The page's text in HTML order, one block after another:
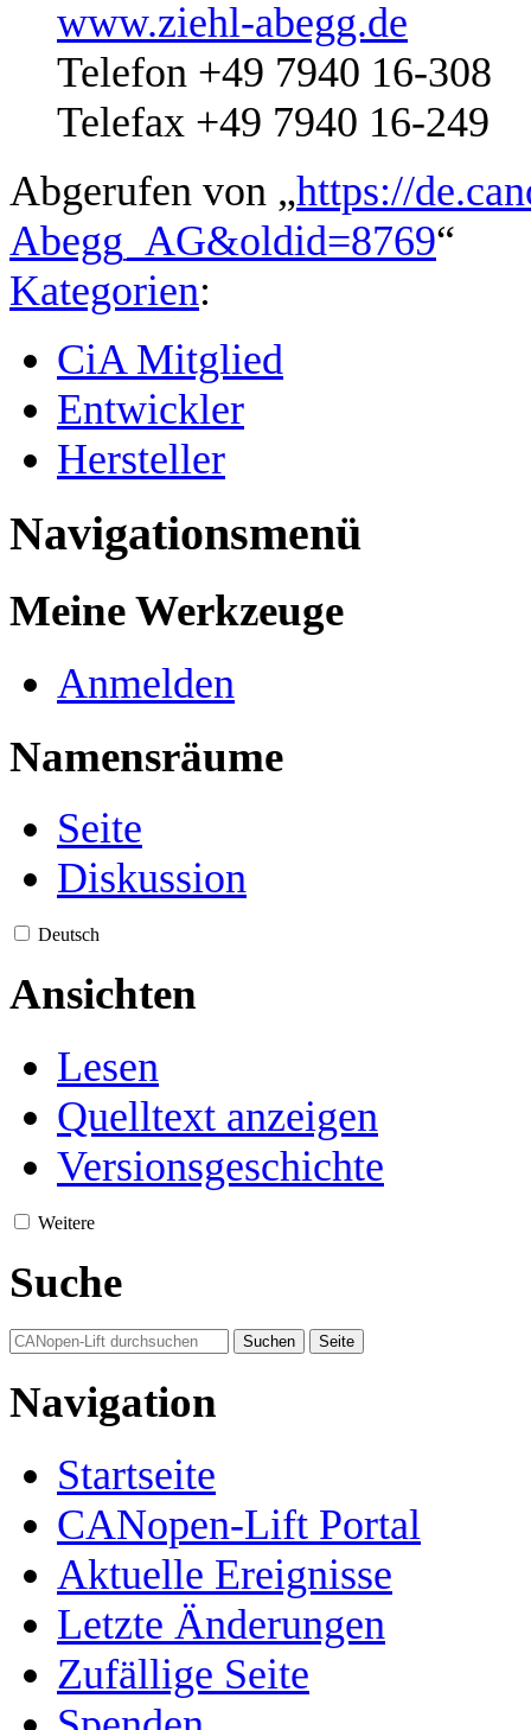
www.ziehl-abegg.de
Telefon +49 7940 16-308
Telefax +49 7940 16-249
Abgerufen von „https://
Abegg_AG&oldid=8769“
Kategorien:
CiA Mitglied
Entwickler
Hersteller
Navigationsmenü
Meine Werkzeuge
Anmelden
Namensräume
Seite
Diskussion
Deutsch
Ansichten
Lesen
Quelltext anzeigen
Versionsgeschichte
Weitere
Suche
Navigation
Startseite
CANopen-Lift Portal
Aktuelle Ereignisse
Letzte Änderungen
Zufällige Seite